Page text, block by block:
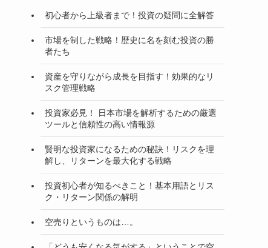
初心者から上級者まで！投資の疑問に全解答
市場を制した戦略！歴史に名を刻む投資の勝
者たち
資産を守りながら成長を目指す！効果的なリ
スク管理戦略
投資家必見！ 日本市場を解析するための厳選
ツールと信頼性の高い情報源
賢明な投資家になるための秘訣！リスクを理
解し、リターンを最大化する戦略
投資初心者が知るべきこと！基本用語とリス
ク・リターン関係の解明
空売りというものは…。